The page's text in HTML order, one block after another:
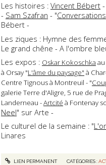
Les histoires : Vincent Bébert -
- Sam Szafran - "
Bébert -
Les ziques : Hymne des
Le grand chêne - A l'ombre
Les expos : Oskar Kokoschka
à Orsay "L'âme du paysage" à
Centre Tignous à Montreuil - "
galerie Terre d'Aligre, 5 rue de
Landerneau -Artcité à Fontenay
Neel" sur Arte -
Le culturel de la semaine : "
Linares
LIEN PERMANENT CATÉGORIES :